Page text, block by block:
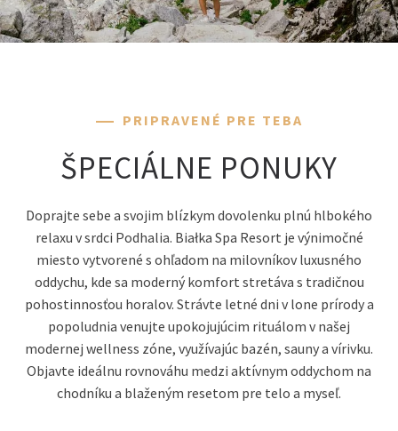
PRIPRAVENÉ PRE TEBA
ŠPECIÁLNE PONUKY
Doprajte sebe a svojim blízkym dovolenku plnú hlbokého
relaxu v srdci Podhalia. Białka Spa Resort je výnimočné
miesto vytvorené s ohľadom na milovníkov luxusného
oddychu, kde sa moderný komfort stretáva s tradičnou
pohostinnosťou horalov. Strávte letné dni v lone prírody a
popoludnia venujte upokojujúcim rituálom v našej
modernej wellness zóne, využívajúc bazén, sauny a vírivku.
Objavte ideálnu rovnováhu medzi aktívnym oddychom na
chodníku a blaženým resetom pre telo a myseľ.